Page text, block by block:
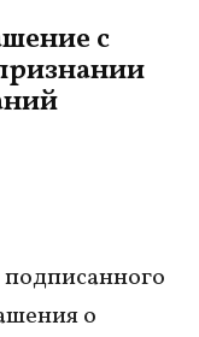
с
подписанного
о